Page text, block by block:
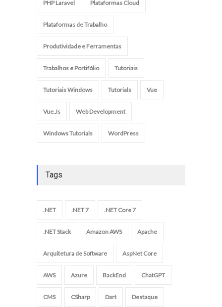
PHP Laravel Plataformas Cloud
Plataformas de Trabalho
Produtividade e Ferramentas
Trabalhos e Portifólio Tutoriais
Tutoriais Windows Tutorials Vue
Vue.Js Web Development
Windows Tutorials WordPress
Tags
.NET .NET 7 .NET Core 7
.NET Stack Amazon AWS Apache
Arquitetura de Software AspNet Core
AWS Azure BackEnd ChatGPT
CMS CSharp Dart Destaque